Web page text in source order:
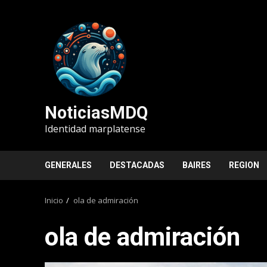
NoticiasMDQ
Identidad marplatense
GENERALES DESTACADAS BAIRES REGION
Inicio ola de admiración
ola de admiración